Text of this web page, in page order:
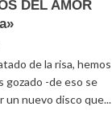
DEL AMOR
de la risa, hemos
gozado -de eso se
un nuevo disco que...